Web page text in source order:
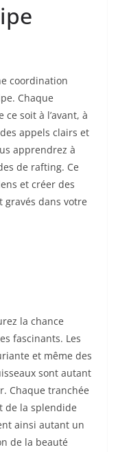
coordination
Chaque
soit à l’avant, à
appels clairs et
apprendrez à
de rafting. Ce
et créer des
dans votre
la chance
fascinants. Les
et même des
sont autant
Chaque tranchée
de la splendide
ainsi autant un
de la beauté